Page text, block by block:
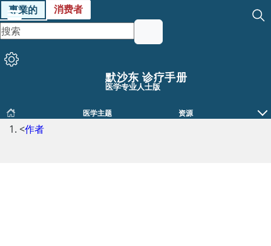
專業的 消费者
默沙东 诊疗手册
医学专业人士版
医学主题 资源
<作者